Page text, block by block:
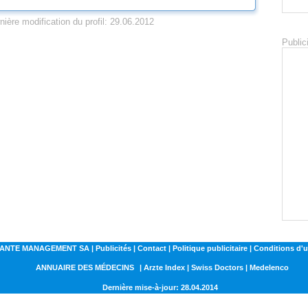
modification du profil: 29.06.2012
MANAGEMENT SA | Publicités | Contact | Politique publicitaire | Conditions
ANNUAIRE DES MÉDECINS | Arzte Index | Swiss Doctors | Medelenco
Dernière mise-à-jour: 28.04.2014